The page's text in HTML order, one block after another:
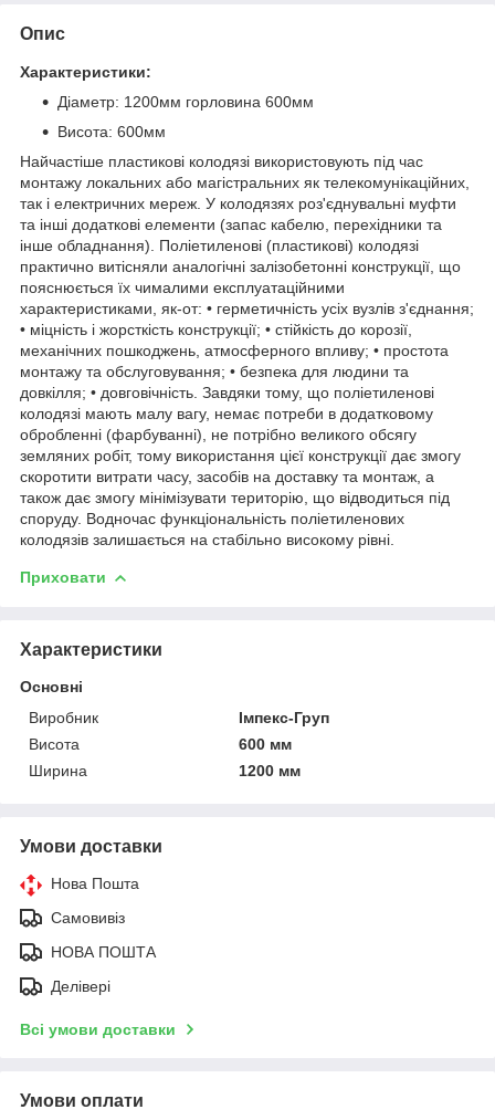
Опис
Характеристики:
Діаметр: 1200мм горловина 600мм
Висота: 600мм
Найчастіше пластикові колодязі використовують під час
монтажу локальних або магістральних як телекомунікаційних,
так і електричних мереж. У колодязях роз'єднувальні муфти
та інші додаткові елементи (запас кабелю, перехідники та
інше обладнання). Поліетиленові (пластикові) колодязі
практично витісняли аналогічні залізобетонні конструкції, що
пояснюється їх чималими експлуатаційними
характеристиками, як-от: • герметичність усіх вузлів з'єднання;
• міцність і жорсткість конструкції; • стійкість до корозії,
механічних пошкоджень, атмосферного впливу; • простота
монтажу та обслуговування; • безпека для людини та
довкілля; • довговічність. Завдяки тому, що поліетиленові
колодязі мають малу вагу, немає потреби в додатковому
обробленні (фарбуванні), не потрібно великого обсягу
земляних робіт, тому використання цієї конструкції дає змогу
скоротити витрати часу, засобів на доставку та монтаж, а
також дає змогу мінімізувати територію, що відводиться під
споруду. Водночас функціональність поліетиленових
колодязів залишається на стабільно високому рівні.
Приховати
Характеристики
Основні
Виробник
Імпекс-Груп
Висота
600 мм
Ширина
1200 мм
Умови доставки
Нова Пошта
Самовивіз
НОВА ПОШТА
Делівері
Всі умови доставки
Умови оплати